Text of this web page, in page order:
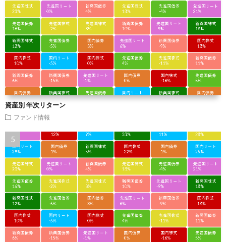
資産別 年次リターン
ファンド情報